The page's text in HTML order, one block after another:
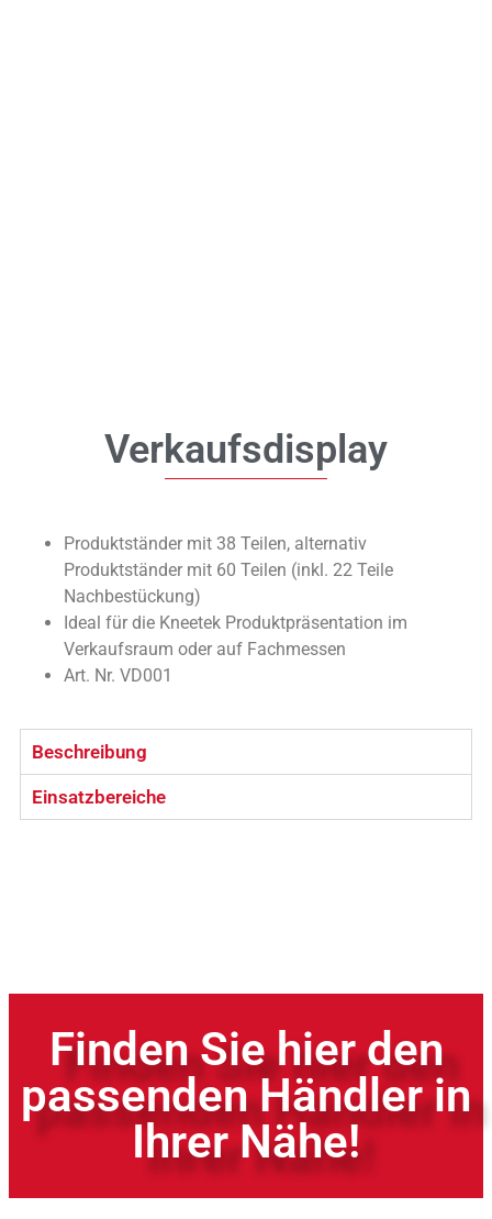
Verkaufsdisplay
Produktständer mit 38 Teilen, alternativ
Produktständer mit 60 Teilen (inkl. 22 Teile
Nachbestückung)
Ideal für die Kneetek Produktpräsentation im
Verkaufsraum oder auf Fachmessen
Art. Nr. VD001
Beschreibung
Einsatzbereiche
Finden Sie hier den
passenden Händler in
Ihrer Nähe!